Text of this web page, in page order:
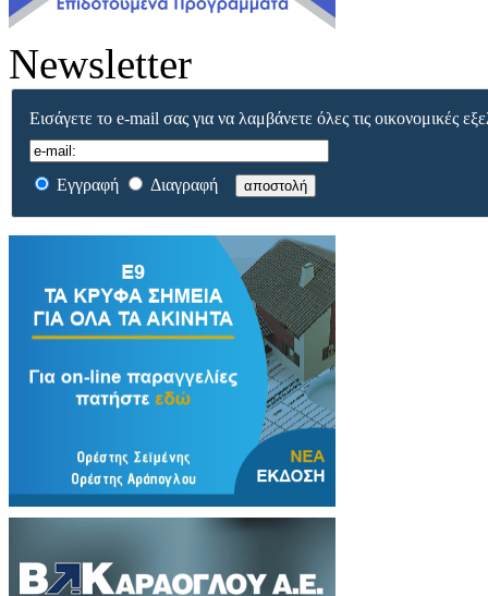
Newsletter
Εισάγετε το e-mail σας για να λαμβάνετε όλες τις οικονομικές
Εγγραφή Διαγραφή αποστολή